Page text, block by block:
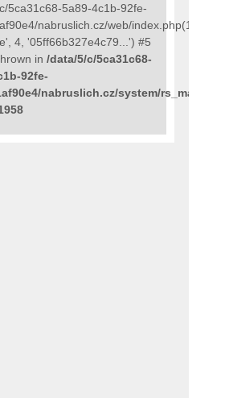
5ca31c68-5a89-4c1b-92fe-
nabruslich.cz/web/index.php(111):
4, '05ff66b327e4c79...') #5
in /data/5/c/5ca31c68-
92fe-
nabruslich.cz/system/